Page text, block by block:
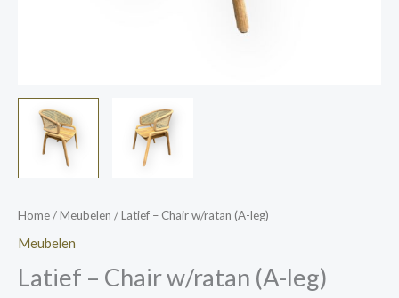
Home/Meubelen / Latief – Chair w/ratan (A-leg)
Meubelen
Latief – Chair w/ratan (A-leg)